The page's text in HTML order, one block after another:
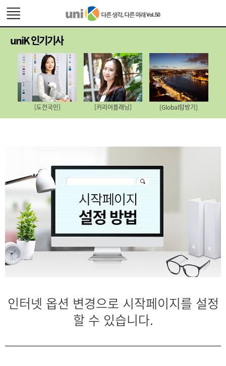
uniK 인기기사
[도전국민] [커리어플래닝] [Global탐방기]
인터넷 옵션 변경으로 시작페이지를 설정
할 수 있습니다.